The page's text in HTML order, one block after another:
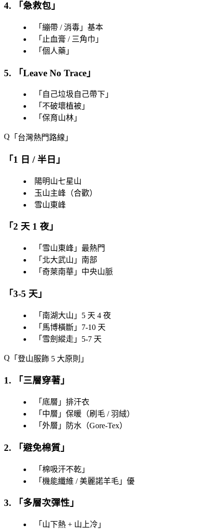
4. 「急救包 」
「 繃帶 / 消毒 」基本
「 止血膏 / 三角巾 」
「 個人藥 」
5. 「Leave No Trace 」
「 自己垃圾自己帶下 」
「 不破壞植被 」
「 保育山林 」
「 台灣熱門路線 」
「 1 日 / 半日 」
陽明山七星山
玉山主峰（合歡）
雪山東峰
「2 天 1 夜 」
「 雪山東峰 」最熱門
「 北大武山 」南部
「 奇萊南華 」中央山脈
「3-5 天 」
「 南湖大山 」5 天 4 夜
「 馬博橫斷 」7-10 天
「 雪劍縱走 」5-7 天
「 登山服飾 5 大原則 」
1. 「 三層穿著 」
「 底層 」排汗衣
「 中層 」保暖（刷毛 / 羽絨）
「 外層 」防水（Gore-Tex）
2. 「避免棉質 」
「 棉吸汗不乾 」
「 機能纖維 / 美麗諾羊毛 」優
3. 「 多層次彈性 」
「 山下熱 + 山上冷 」